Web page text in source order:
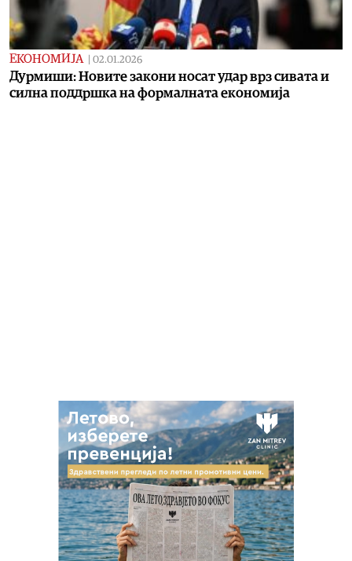
ЕКОНОМИЈА 02.01.2026
Дурмиши: Новите закони носат удар врз сивата и
силна поддршка на формалната економија